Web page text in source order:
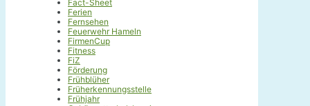
Fact-Sheet
Ferien
Fernsehen
Feuerwehr Hameln
FirmenCup
Fitness
FiZ
Förderung
Frühblüher
Früherkennungsstelle
Frühjahr